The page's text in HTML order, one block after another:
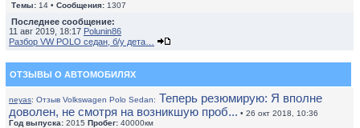
Темы: 14 • Сообщения: 1307
Последнее сообщение:
11 авг 2019, 18:17 Polunin86
Разбор VW POLO седан, б/у дета…
ОТЗЫВЫ О АВТОМОБИЛЯХ
neyas: Отзыв Volkswagen Polo Sedan: Теперь резюмирую: Я вполне
доволен, не смотря на возникшую проб... • 26 окт 2018, 10:36
Год выпуска: 2015 Пробег: 40000км